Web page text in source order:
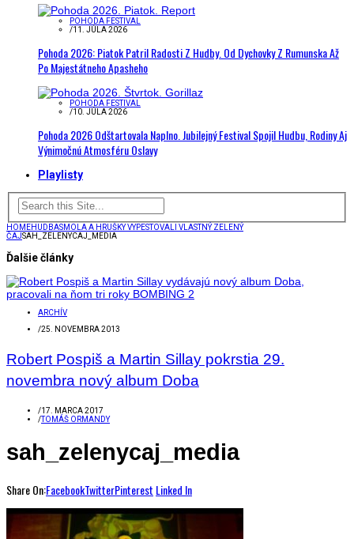
POHODA FESTIVAL
/11. JÚLA 2026
Pohoda 2026: Piatok Patril Radosti Z Hudby. Od Dychovky Z Rumunska Až
Po Majestátneho Apasheho
POHODA FESTIVAL
/10. JÚLA 2026
Pohoda 2026 Odštartovala Naplno. Jubilejný Festival Spojil Hudbu, Rodiny Aj
Výnimočnú Atmosféru Oslavy
Playlisty
HOMEHUDBASMOLA A HRUŠKY VYPESTOVALI VLASTNÝ ZELENÝ
ČAJSAH_ZELENYCAJ_MEDIA
Ďalšie články
ARCHÍV
/25. NOVEMBRA 2013
Robert Pospiš a Martin Sillay pokrstia 29.
novembra nový album Doba
/17. MARCA 2017
/TOMÁŠ ORMANDY
sah_zelenycaj_media
Share On:FacebookTwitterPinterest Linked In